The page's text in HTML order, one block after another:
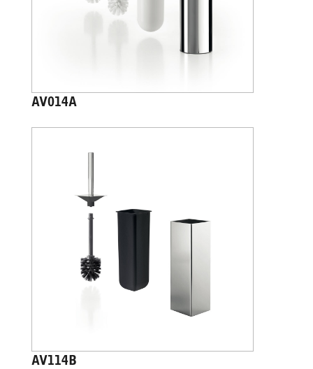
AV014A
AV114B